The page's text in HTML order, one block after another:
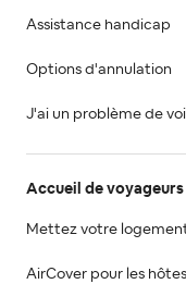
Assistance handicap
Options d'annulation
J'ai un problème de
Accueil de voyageurs
Mettez votre
AirCover pour les hôtes